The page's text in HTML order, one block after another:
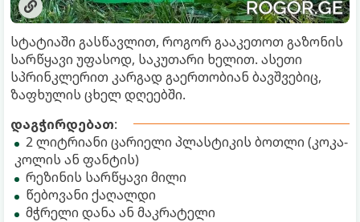
სტატიაში გასწავლით, როგორ გააკეთოთ გაზონის
სარწყავი უფასოდ, საკუთარი ხელით. ასეთი
სპრინკლერით კარგად გაერთობიან ბავშვებიც,
ზაფხულის ცხელ დღეებში.
დაგჭირდებათ:
2 ლიტრიანი ცარიელი პლასტიკის ბოთლი (კოკა-
კოლის ან ფანტის)
რეზინის სარწყავი მილი
წებოვანი ქაღალდი
მჭრელი დანა ან მაკრატელი